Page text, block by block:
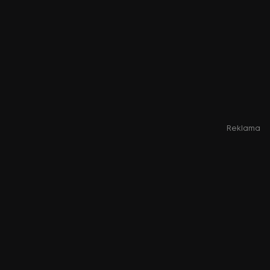
Reklama